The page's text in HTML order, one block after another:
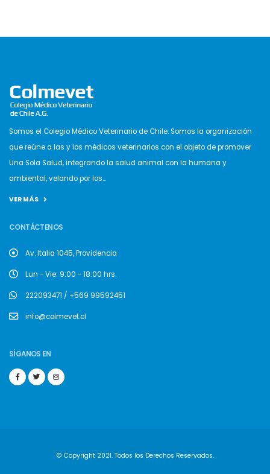
Somos el Colegio Médico Veterinario de Chile. Somos la organización
que reúne a las y los médicos veterinarios con el objeto de promover
Una Sola Salud, integrando la salud animal con la humana y
ambiental, velando por los...
VER MÁS
CONTÁCTENOS
Av. Italia 1045, Providencia
Lun - Vie: 9:00 - 18:00 hrs.
222093471 / +569 99592451
info@colmevet.cl
SÍGANOS EN
© Copyright 2021. Todos los Derechos Reservados.